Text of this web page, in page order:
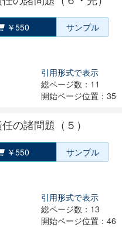
￥550 サンプル
引用形式で表示
総ページ数：11
開始ページ位置：35
の諸問題（５）
￥550 サンプル
引用形式で表示
総ページ数：13
開始ページ位置：46